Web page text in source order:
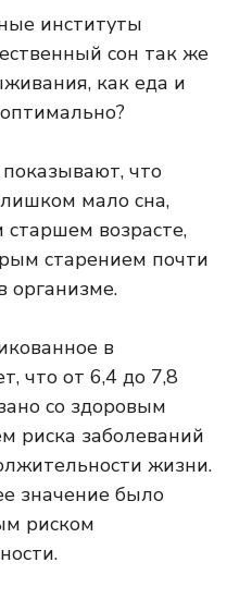
институты
сон так же
как еда и
что
мало сна,
старшем возрасте,
старением почти
организме.
в
что от 6,4 до 7,8
со здоровым
риска заболеваний
жизни.
значение было
риском